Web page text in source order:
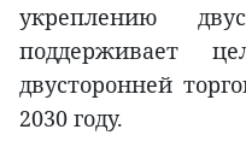
укреплению
поддерживает
двусторонней
2030 году.